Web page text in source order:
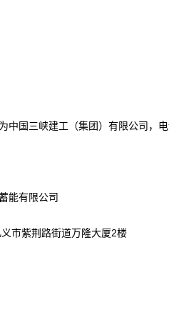
中国三峡建工（集团）有限公司，
能有限公司
市紫荆路街道万隆大厦2楼